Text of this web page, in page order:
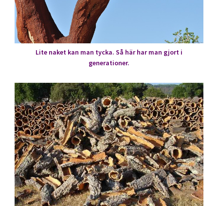
Lite naket kan man tycka. Så här har man gjort i
generationer.